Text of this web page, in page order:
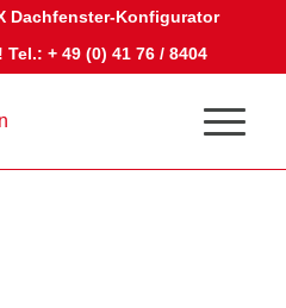
Dachfenster-Konfigurator
+ 49 (0) 41 76 / 8404